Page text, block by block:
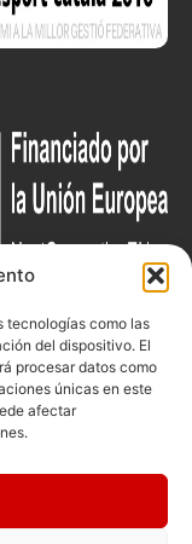
tecnologías como las
del dispositivo. El
procesar datos como
únicas en este
afectar
Contacte
Carrer de les
Jonqueres,
Barcelona